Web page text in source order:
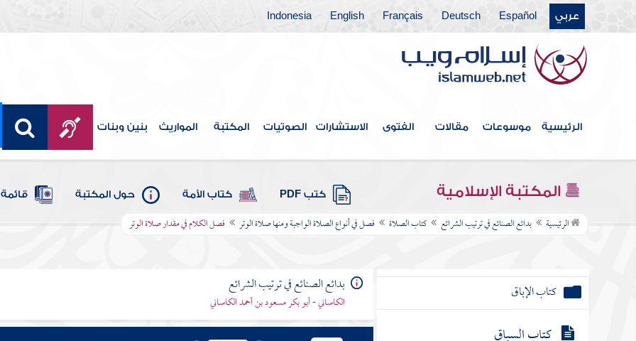
عربي Español
Deutsch
Français
English
Indonesia
الرئيسية موسوعات مقالات الفتوى الاستشارات الصوتيات المكتبة المواريث بنين وبنات
المكتبة الإسلامية كتب PDF كتاب الأمة حول المكتبة
الرئيسية بدائع الصنائع في ترتيب الشرائع كتاب الصلاة فصل في أنواع الصلاة الواجبة ومنها صلاة الوتر فصل الكلام في مقدار صلاة الوتر
كتاب الرهن
كتاب المزارعة
كتاب المعاملة
كتاب الشرب
كتاب الأراضي
كتاب المفقود
كتاب اللقيط
كتاب الإباق
بدائع الصنائع في ترتيب الشرائع
الكاساني - أبو بكر مسعود بن أحمد الكاساني